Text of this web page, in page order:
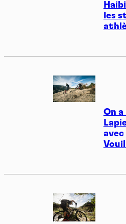
les
On
avec